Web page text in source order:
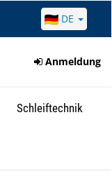
DE
Anmeldung
Schleiftechnik